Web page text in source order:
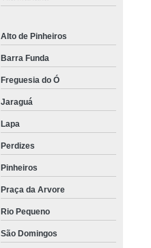
Alto de Pinheiros
Barra Funda
Freguesia do Ó
Jaraguá
Lapa
Perdizes
Pinheiros
Praça da Arvore
Rio Pequeno
São Domingos